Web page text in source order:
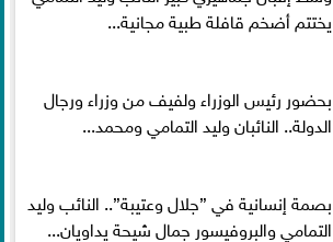
يختتم أضخم قافلة طبية مجانية...
بحضور رئيس الوزراء ولفيف من وزراء ورجال
الدولة.. النائبان وليد التمامي ومحمد...
بصمة إنسانية في ”جلال وعتيبة”.. النائب وليد
التمامي والبروفيسور جمال شيحة يداويان...